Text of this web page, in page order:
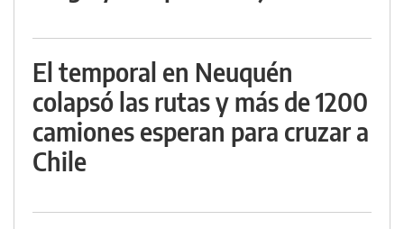
El temporal en Neuquén
colapsó las rutas y más de 1200
camiones esperan para cruzar a
Chile